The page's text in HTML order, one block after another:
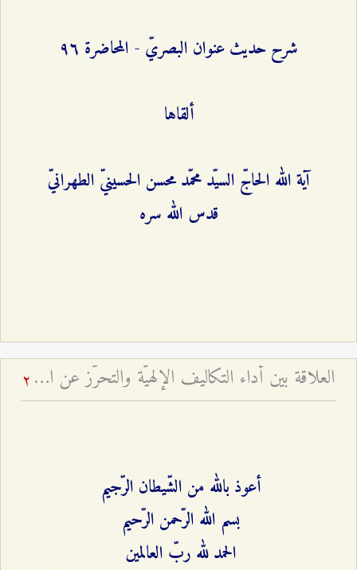
شرح حديث عنوان البصريّ - المحاضرة ٩٦
ألقاها
آية الله الحاجّ السيّد محمّد محسن الحسينيّ الطهرانيّ
قدس الله سره
العلاقة بين أداء التكاليف الإلهيّة والتحرّز عن المراء والمباهاة 2
أعوذ بالله من الشّيطان الرّجيم
بسم الله الرّحمن الرّحيم
الحمد لله ربّ العالمين